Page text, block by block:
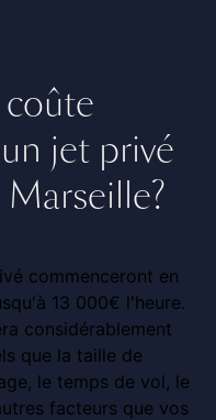
jet privé
commenceront en
13 000€ l'heure.
considérablement
que la taille de
le temps de vol, le
facteurs que vos